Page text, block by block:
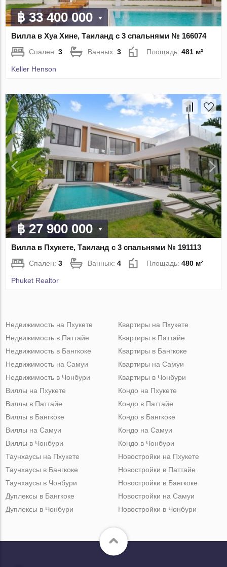
฿ 33 400 000
Вилла в Хуа Хине, Таиланд с 3 спальнями № 166074
Спален:3 Ванных:3 Площадь:481 м²
Keller Henson
฿ 27 900 000
Вилла в Пхукете, Таиланд с 3 спальнями № 191113
Спален:3 Ванных:4 Площадь:480 м²
Phuket Realtor
Недвижимость на Пхукете
Недвижимость в Паттайе
Недвижимость в Бангкоке
Недвижимость на Самуи
Недвижимость в Чонбури
Квартиры на Пхукете
Квартиры в Паттайе
Квартиры в Бангкоке
Квартиры на Самуи
Квартиры в Чонбури
Виллы на Пхукете
Виллы в Паттайе
Виллы в Бангкоке
Виллы на Самуи
Виллы в Чонбури
Кондо на Пхукете
Кондо в Паттайе
Кондо в Бангкоке
Кондо на Самуи
Кондо в Чонбури
Таунхаусы на Пхукете
Таунхаусы в Бангкоке
Таунхаусы в Чонбури
Дуплексы в Бангкоке
Дуплексы в Чонбури
Новостройки на Пхукете
Новостройки в Паттайе
Новостройки в Бангкоке
Новостройки на Самуи
Новостройки в Чонбури